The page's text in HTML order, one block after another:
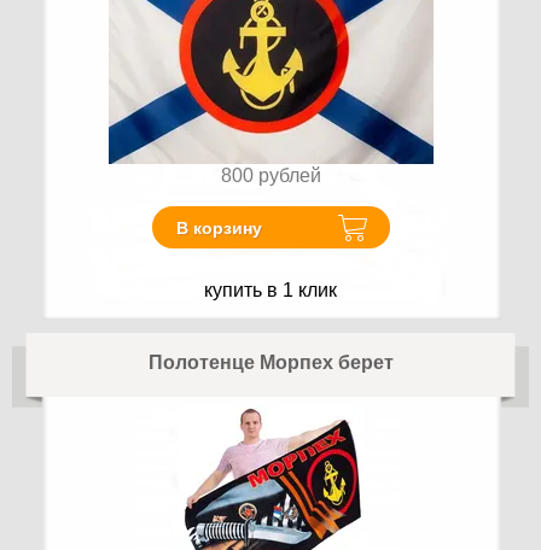
800 рублей
В корзину
купить в 1 клик
Полотенце Морпех берет